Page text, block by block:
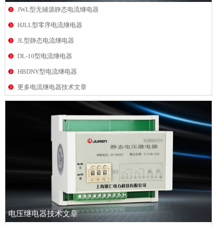
JWL型无辅源静态电流继电器
HJLL型零序电流继电器
JL型静态电流继电器
DL-10型电流继电器
HBDNY型电流继电器
更多电流继电器技术文章
电压继电器技术文章